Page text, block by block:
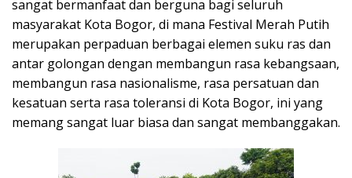
sangat bermanfaat dan berguna bagi seluruh
masyarakat Kota Bogor, di mana Festival Merah Putih
merupakan perpaduan berbagai elemen suku ras dan
antar golongan dengan membangun rasa kebangsaan,
membangun rasa nasionalisme, rasa persatuan dan
kesatuan serta rasa toleransi di Kota Bogor, ini yang
memang sangat luar biasa dan sangat membanggakan.